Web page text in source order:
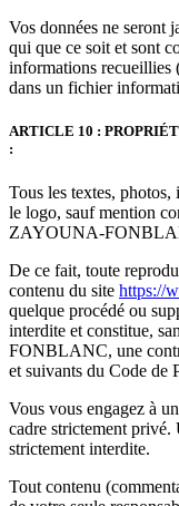
Vos données ne seront
qui que ce soit et sont
informations recueillies
dans un fichier
ARTICLE 10 :
:
Tous les textes,
le logo, sauf mention
ZAYOUNA-
De ce fait, toute
contenu du site https://
quelque procédé ou
interdite et constitue,
FONBLANC, une
et suivants du Code de
Vous vous engagez à
cadre strictement privé.
strictement interdite.
Tout contenu